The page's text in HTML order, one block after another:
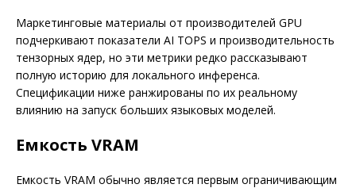
Маркетинговые материалы от производителей GPU
подчеркивают показатели AI TOPS и производительность
тензорных ядер, но эти метрики редко рассказывают
полную историю для локального инференса.
Спецификации ниже ранжированы по их реальному
влиянию на запуск больших языковых моделей.
Емкость VRAM
Емкость VRAM обычно является первым ограничивающим